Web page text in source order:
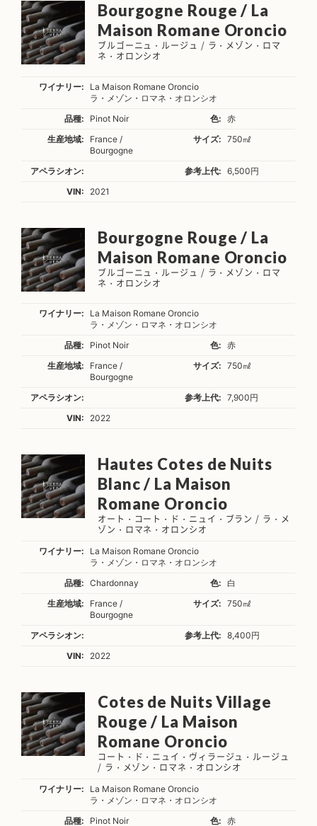
Bourgogne Rouge / La
Maison Romane Oroncio
ブルゴーニュ・ルージュ / ラ・メゾン・ロマ
ネ・オロンシオ
ワイナリー:
La Maison Romane Oroncio
ラ・メゾン・ロマネ・オロンシオ
品種:
Pinot Noir 色:
赤
生産地域:
France /
Bourgogne
サイズ: 750㎖
アペラシオン: 参考上代:
6,500円
VIN:
2021
Bourgogne Rouge / La
Maison Romane Oroncio
ブルゴーニュ・ルージュ / ラ・メゾン・ロマ
ネ・オロンシオ
ワイナリー:
La Maison Romane Oroncio
ラ・メゾン・ロマネ・オロンシオ
品種:
Pinot Noir 色:
赤
生産地域:
France /
Bourgogne
サイズ: 750㎖
アペラシオン: 参考上代:
7,900円
VIN:
2022
Hautes Cotes de Nuits
Blanc / La Maison
Romane Oroncio
オート・コート・ド・ニュイ・ブラン / ラ・メ
ゾン・ロマネ・オロンシオ
ワイナリー:
La Maison Romane Oroncio
ラ・メゾン・ロマネ・オロンシオ
品種:
Chardonnay 色:
白
生産地域:
France /
Bourgogne
サイズ: 750㎖
アペラシオン: 参考上代:
8,400円
VIN:
2022
Cotes de Nuits Village
Rouge / La Maison
Romane Oroncio
コート・ド・ニュイ・ヴィラージュ・ルージュ
/ ラ・メゾン・ロマネ・オロンシオ
ワイナリー:
La Maison Romane Oroncio
ラ・メゾン・ロマネ・オロンシオ
品種:
Pinot Noir 色: 赤